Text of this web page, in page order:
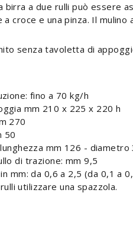
birra a due rulli può essere
a croce e una pinza. Il
senza tavoletta di
fino a 70 kg/h
mm 210 x 225 x 220 h
270
50
mm 126 - diametro
di trazione: mm 9,5
mm: da 0,6 a 2,5 (da 0,1 a
utilizzare una spazzola.